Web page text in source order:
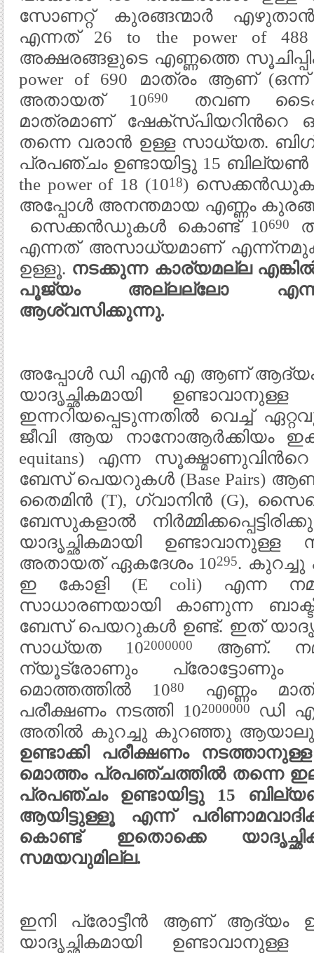
സോണറ്റ് കുരങ്ങന്മാർ എഴുതാൻ
എന്നത് 26 to the power of
അക്ഷരങ്ങളുടെ എണ്ണത്തെ
power of 690 മാത്രം ആണ്
അതായത് 10690
തവണ ടൈപ്പ്
മാത്രമാണ്
തന്നെ വരാൻ ഉള്ള സാധ്യത. ബിഗ്
പ്രപഞ്ചം ഉണ്ടായിട്ടു 15
the power of 18 (1018)
അപ്പോൾ അനന്തമായ എണ്ണം
സെക്കൻഡുകൾ കൊണ്ട് 10690
എന്നത് അസാധ്യമാണ് എന്ന്നമുക്ക്
ഉള്ളൂ. നടക്കുന്ന കാര്യമല്ല
പൂജ്യം അല്ലല്ലോ എന്ന്
ആശ്വസിക്കുന്നു.
അപ്പോൾ ഡി എൻ എ ആണ് ആദ്യം
യാദൃച്ഛികമായി
ഇന്നറിയപ്പെടുന്നതിൽ വെച്ച്
ജീവി ആയ നാനോആർക്കിയം
equitans) എന്ന
ബേസ് പെയറുകൾ (Base Pairs)
തൈമിൻ (T), ഗ്വാനിൻ (G),
ബേസുകളാൽ
യാദൃച്ഛികമായി
അതായത് ഏകദേശം 10295. കുറച്ചു
ഇ കോളി (E coli) എന്ന
സാധാരണയായി കാണുന്ന
ബേസ് പെയറുകൾ ഉണ്ട്. ഇത്
സാധ്യത 102000000
ആണ്.
ന്യൂട്രോണും പ്രോട്ടോണും
മൊത്തത്തിൽ 1080
എണ്ണം
പരീക്ഷണം നടത്തി 102000000 ഡി
അതിൽ കുറച്ചു കുറഞ്ഞു
ഉണ്ടാക്കി പരീക്ഷണം
മൊത്തം പ്രപഞ്ചത്തിൽ തന്നെ
പ്രപഞ്ചം ഉണ്ടായിട്ടു 15
ആയിട്ടുള്ളൂ എന്ന്
കൊണ്ട് ഇതൊക്കെ
സമയവുമില്ല.
ഇനി പ്രോട്ടീൻ ആണ് ആദ്യം
യാദൃച്ഛികമായി